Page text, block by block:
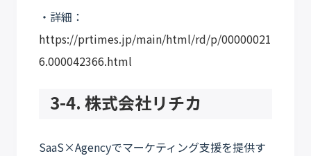
・詳細：
https://prtimes.jp/main/html/rd/p/00000021
6.000042366.html
3-4. 株式会社リチカ
SaaS×Agencyでマーケティング支援を提供す